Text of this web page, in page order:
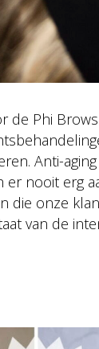
de Phi
Anti-
er nooit erg
die onze
van de